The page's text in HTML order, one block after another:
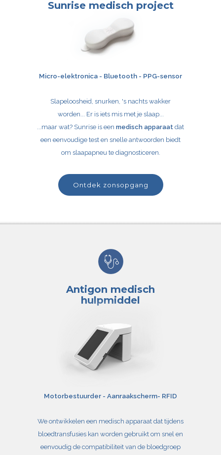
Sunrise medisch project
Micro-elektronica - Bluetooth - PPG-sensor
Slapeloosheid, snurken, 's nachts wakker
worden... Er is iets mis met je slaap...
...maar wat? Sunrise is een medisch apparaat dat
een eenvoudige test en snelle antwoorden biedt
om slaapapneu te diagnosticeren.
ontdek zonsopgang
We ontwikkelen een medisch apparaat dat tijdens
bloedtransfusies kan worden gebruikt om snel en
eenvoudig de compatibiliteit van de bloedgroep
Antigon medisch
hulpmiddel
Motorbestuurder - Aanraakscherm- RFID